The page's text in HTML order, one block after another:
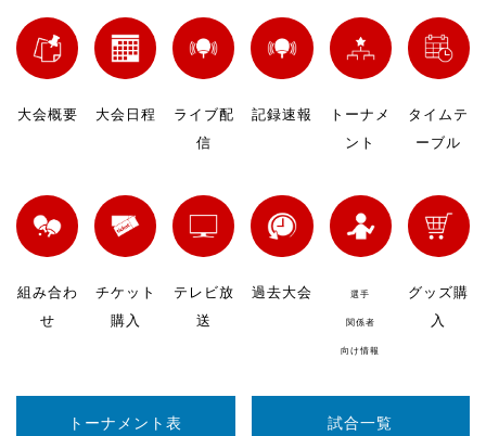
大会概要 大会日程
ライブ配
信
記録速報
トーナメ
ント
タイムテ
ーブル
組み合わ
せ
チケット
購入
テレビ放
送
過去大会 選手
関係者
向け情報
グッズ購
入
トーナメント表 試合一覧